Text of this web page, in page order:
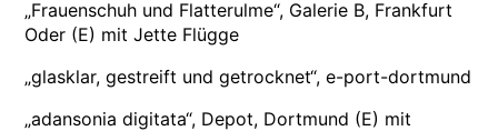
„Frauenschuh und Flatterulme“, Galerie B, Frankfurt
Oder (E) mit Jette Flügge
„glasklar, gestreift und getrocknet“, e-port-dortmund
„adansonia digitata“, Depot, Dortmund (E) mit